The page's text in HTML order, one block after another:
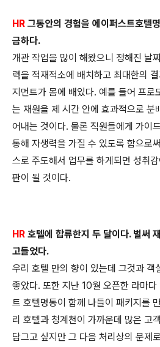
HR 그동안의 경험을 에이퍼스트호텔
금하다.
개관 작업을 많이 해왔으니 정해진 날
력을 적재적소에 배치하고 최대한의
지먼트가 몸에 배있다. 예를 들어 프로
는 재원을 제 시간 안에 효과적으로 분
어내는 것이다. 물론 직원들에게 가이
통해 자생력을 가질 수 있도록 함으로
스로 주도해서 업무를 하게되면 성취
판이 될 것이다.
HR 호텔에 합류한지 두 달이다. 벌써
고들었다.
우리 호텔 만의 향이 있는데 그것과 객
좋았다. 또한 지난 10월 오픈한 라마
트 호텔명동이 함께 나들이 패키지를
리 호텔과 청계천이 가까운데 많은 고
담그고 싶지만 그 다음 처리상의 문제